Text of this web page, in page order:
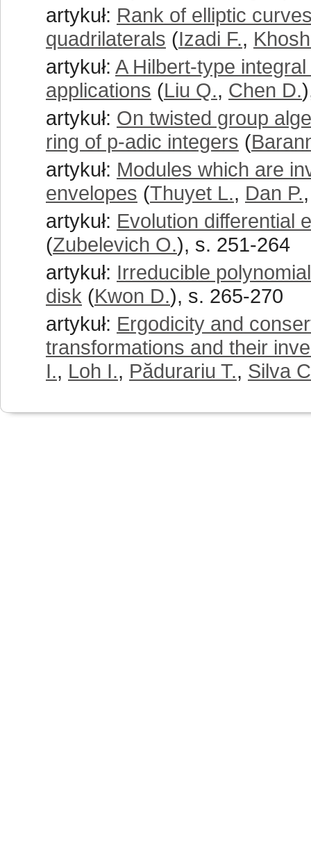
artykuł: Rank of elliptic
quadrilaterals (Izadi F.,
artykuł: A Hilbert-type
applications (Liu Q., Chen D.
artykuł: On twisted group
ring of p-adic integers (
artykuł: Modules which are
envelopes (Thuyet L., Dan P.
artykuł: Evolution differential
(Zubelevich O.), s. 251-264
artykuł: Irreducible
disk (Kwon D.), s. 265-270
artykuł: Ergodicity and
transformations and their
I., Loh I., Pădurariu T., Silva